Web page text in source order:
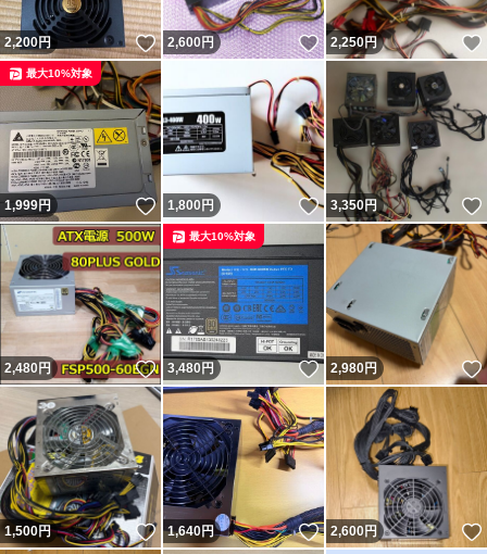
2,200円 いいね！
2,600円 いいね！
2,250円
1,999円 いいね！
最大10%対象
1,800 円 いいね！
3,350円
2,480円 いいね！
3,480円 いいね！
最大10%対象
2,980円
1,500円 いいね！
1,640円 いいね！
2,600円